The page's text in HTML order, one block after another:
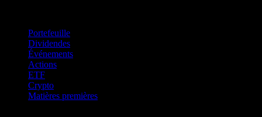
Portefeuille
Dividendes
Événements
Actions
ETF
Crypto
Matières premières